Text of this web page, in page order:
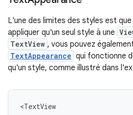
L'une des limites des styles est
appliquer qu'un seul style à une
TextView , vous pouvez
TextAppearance qui fonctionne
qu'un style, comme illustré dans